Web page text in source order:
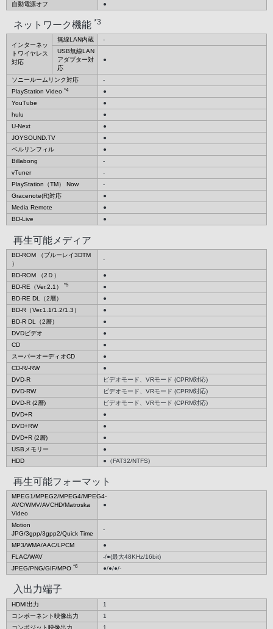
自動電源オフ
●
ネットワーク機能 *3
インターネッ
トワイヤレス
対応
無線LAN内蔵
-
USB無線LAN
アダプター対
応
●
ソニールームリンク対応
-
PlayStation Video *4
●
YouTube
●
hulu
●
U-Next
●
JOYSOUND.TV
●
ベルリンフィル
●
Billabong
-
vTuner
-
PlayStation（TM） Now
-
Gracenote(R)対応
●
Media Remote
●
BD-Live
●
再生可能メディア
BD-ROM （ブルーレイ3DTM
）
-
BD-ROM （2Ｄ）
●
BD-RE（Ver.2.1）
*5
●
BD-RE DL（2層）
●
BD-R（Ver.1.1/1.2/1.3）
●
BD-R DL（2層）
●
DVDビデオ
●
CD
●
スーパーオーディオCD
●
CD-R/-RW
●
DVD-R
ビデオモード、VRモード (CPRM対応)
DVD-RW
ビデオモード、VRモード (CPRM対応)
DVD-R (2層)
ビデオモード、VRモード (CPRM対応)
DVD+R
●
DVD+RW
●
DVD+R (2層)
●
USBメモリー
●
HDD
●（FAT32/NTFS)
再生可能フォーマット
MPEG1/MPEG2/MPEG4/MPEG4-
AVC/WMV/AVCHD/Matroska
Video
●
Motion
JPG/3gpp/3gpp2/Quick Time
-
MP3/WMA/AAC/LPCM
●
FLAC/WAV
-/●(最大48KHz/16bit)
JPEG/PNG/GIF/MPO *6 ●/●/●/-
入出力端子
HDMI出力
1
コンポーネント映像出力
1
コンポジット映像出力
1